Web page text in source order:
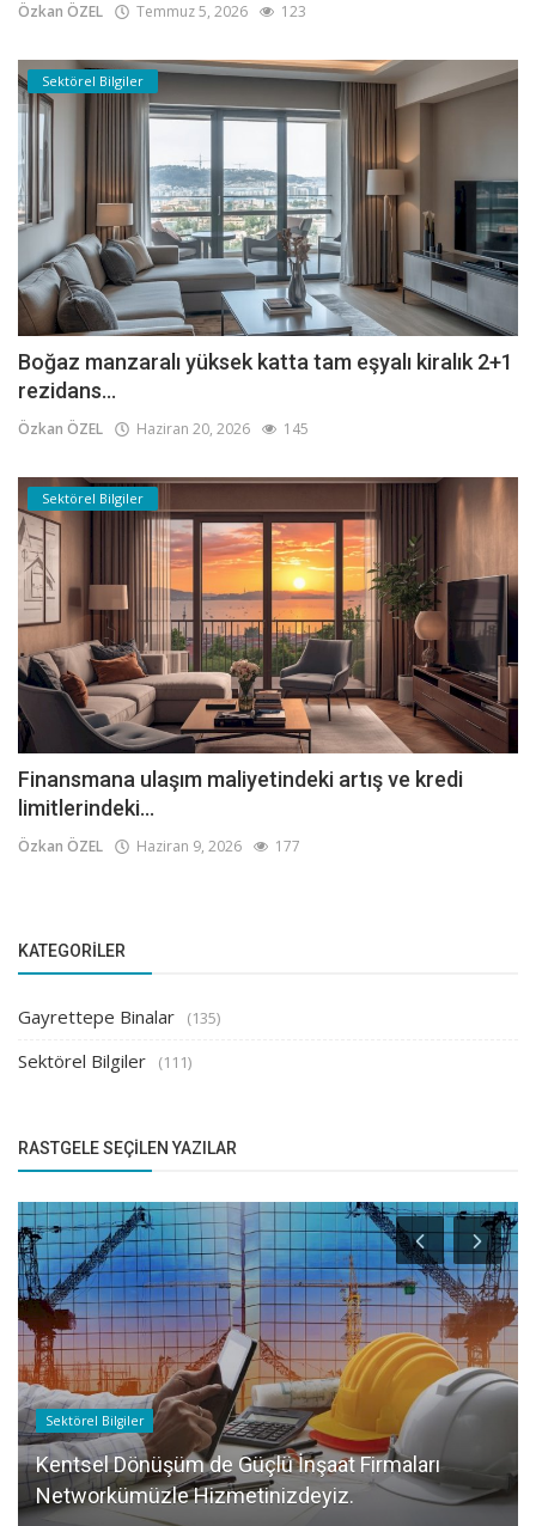
Özkan ÖZEL Temmuz 5, 2026 123
Sektörel Bilgiler
Boğaz manzaralı yüksek katta tam eşyalı kiralık 2+1
rezidans...
Özkan ÖZEL Haziran 20, 2026 145
Sektörel Bilgiler
Finansmana ulaşım maliyetindeki artış ve kredi
limitlerindeki...
Özkan ÖZEL Haziran 9, 2026 177
KATEGORILER
Gayrettepe Binalar (135)
Sektörel Bilgiler (111)
RASTGELE SEÇILEN YAZILAR
Sektörel Bilgiler
Kentsel Dönüşüm de Güçlü İnşaat Firmaları
Networkümüzle Hizmetinizdeyiz.